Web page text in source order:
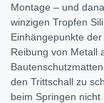
Montage – und
winzigen Tropfen
Einhängepunkte
Reibung von Metall
den Trittschall zu
beim Springen